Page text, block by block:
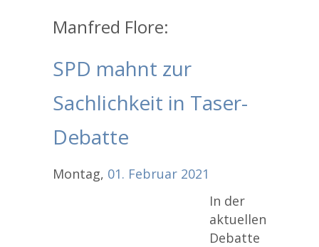
Manfred Flore:
SPD mahnt zur
Sachlichkeit in Taser-
Debatte
Montag, 01. Februar 2021
In der
aktuellen
Debatte